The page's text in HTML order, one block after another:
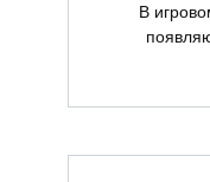
В